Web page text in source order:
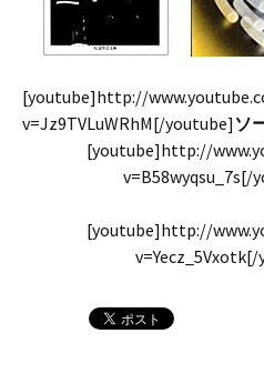
[youtube]http://
v=Jz9TVLuWRhM[/youtube] ソ
[youtube]http://
v=B58wyqsu_7s[/
[youtube]http://